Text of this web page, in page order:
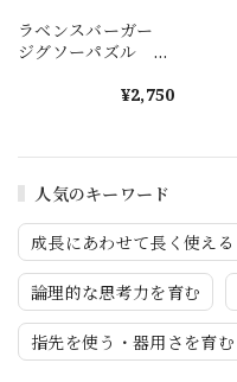
人気のキーワード
成長にあわせて長く使える
論理的な思考力を育む
指先を使う・器用さを育む
ラベンスバーガー
ジグソーパズル ノ
¥2,750